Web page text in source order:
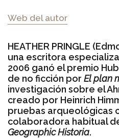
Web del autor
HEATHER PRINGLE
una escritora
2006 ganó el premio
de no ficción por El plan
investigación sobre el
creado por Heinrich
pruebas arqueológicas
colaboradora habitual
Geographic Historia.